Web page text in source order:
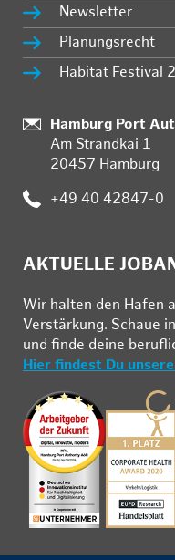
Newsletter
Planungsrecht
Habitat Festival
Standort:
Hamburg Port
Am Strandkai 1
20457 Hamburg
Telefon:
+49 40 42847-0
AKTUELLE
Wir hal­ten den Ha­fen
Ver­stär­kung. Schau­e
und fin­de deine
Hier findest Du